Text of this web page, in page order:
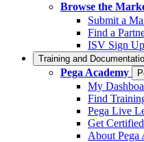
Browse the
Submit a
Find a
ISV Sign Up
Training and
Pega Academy
My
Find
Pega Live
Get Certified
About Pega